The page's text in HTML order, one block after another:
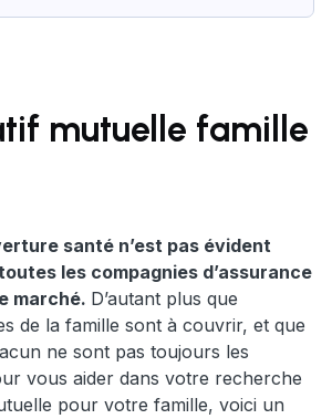
mutuelle famille
santé n’est pas évident
les compagnies d’assurance
marché. D’autant plus que
de la famille sont à couvrir, et que
ne sont pas toujours les
vous aider dans votre recherche
pour votre famille, voici un